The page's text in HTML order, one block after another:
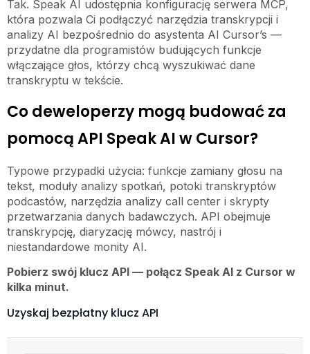
Tak. Speak AI udostępnia konfigurację serwera MCP,
która pozwala Ci podłączyć narzędzia transkrypcji i
analizy AI bezpośrednio do asystenta AI Cursor’s —
przydatne dla programistów budujących funkcje
włączające głos, którzy chcą wyszukiwać dane
transkryptu w tekście.
Co deweloperzy mogą budować za
pomocą API Speak AI w Cursor?
Typowe przypadki użycia: funkcje zamiany głosu na
tekst, moduły analizy spotkań, potoki transkryptów
podcastów, narzędzia analizy call center i skrypty
przetwarzania danych badawczych. API obejmuje
transkrypcję, diaryzację mówcy, nastrój i
niestandardowe monity AI.
Pobierz swój klucz API — połącz Speak AI z Cursor w
kilka minut.
Uzyskaj bezpłatny klucz API